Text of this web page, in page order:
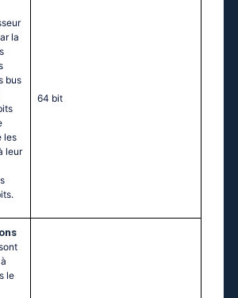
la
bus
les
leur
64 bit
le